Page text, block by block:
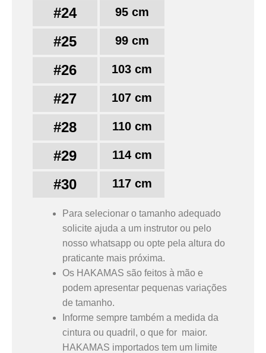
#24 95 cm
#25 99 cm
#26 103 cm
#27 107 cm
#28 110 cm
#29 114 cm
#30 117 cm
Para selecionar o tamanho adequado
solicite ajuda a um instrutor ou pelo
nosso whatsapp ou opte pela altura do
praticante mais próxima.
Os HAKAMAS são feitos à mão e
podem apresentar pequenas variações
de tamanho.
Informe sempre também a medida da
cintura ou quadril, o que for maior.
HAKAMAS importados tem um limite